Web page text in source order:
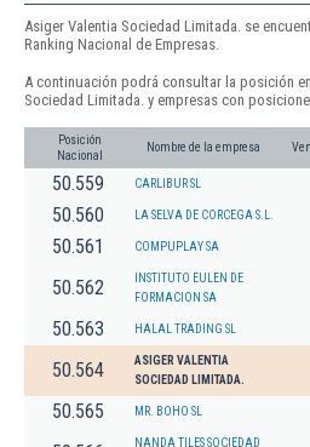
Asiger Valentia Sociedad Limitada. se
Ranking Nacional de Empresas.
A continuación podrá consultar la posición
Sociedad Limitada. y empresas con
Posición
Nacional
Nombre de la empresa
50.559 CARLIBUR SL
50.560 LA SELVA DE CORCEGA S.L.
50.561 COMPUPLAY SA
50.562
INSTITUTO EULEN DE
FORMACION SA
50.563 HALAL TRADING SL
50.564
ASIGER VALENTIA
SOCIEDAD LIMITADA.
50.565 MR. BOHO SL
NANDA TILES SOCIEDAD